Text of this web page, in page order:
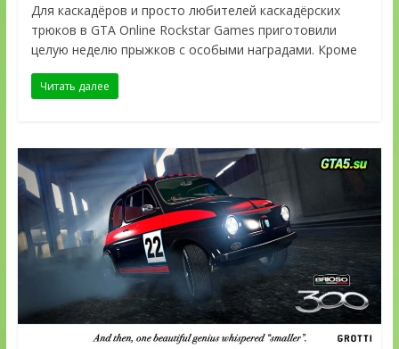
Для каскадёров и просто любителей каскадёрских
трюков в GTA Online Rockstar Games приготовили
целую неделю прыжков с особыми наградами. Кроме
Читать далее